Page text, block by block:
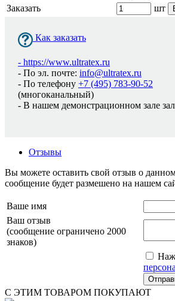
Заказать
шт
Как заказать
- https://www.ultratex.ru
- По эл. почте: info@ultratex.ru
- По телефону +7 (495) 783-90-52
(многоканальный)
- В нашем демонстрационном зале
Отзывы
Вы можете оставить свой отзыв о
сообщение будет размешено на нашем
Ваше имя
Ваш отзыв
(сообщение ограничено 2000
знаков)
С ЭТИМ ТОВАРОМ ПОКУПАЮТ